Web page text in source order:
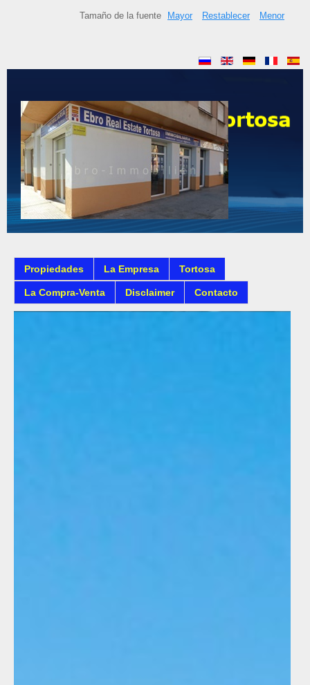
Tamaño de la fuente Mayor Restablecer Menor
Propiedades La Empresa Tortosa
La Compra-Venta Disclaimer Contacto